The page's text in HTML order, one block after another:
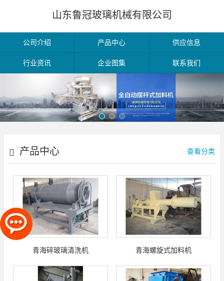
山东鲁冠玻璃机械有限公司
公司介绍 产品中心 供应信息
行业资讯 企业图集 联系我们
产品中心 查看分类
青海碎玻璃清洗机 青海螺旋式加料机